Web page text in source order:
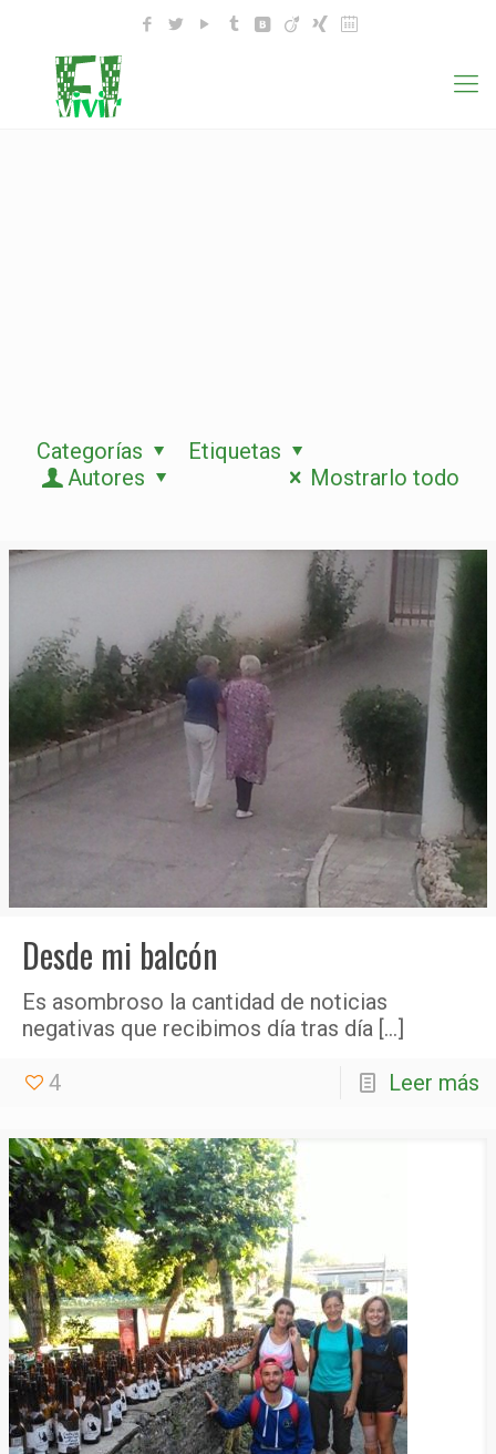
Categorías
Etiquetas
Autores
Mostrarlo todo
Desde mi balcón
Es asombroso la cantidad de noticias
negativas que recibimos día tras día […]
4 Leer más